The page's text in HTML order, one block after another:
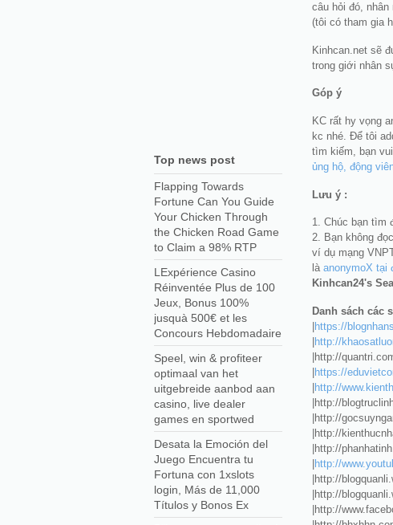
câu hỏi đó,
(tôi có tham gia
Kinhcan.net sẽ
trong giới nhân
Góp ý
KC rất hy vọng
kc nhé. Để tôi
tìm kiếm, bạn
ủng hộ, động
Lưu ý :
1. Chúc bạn tìm
2. Bạn không
ví dụ mạng
là anonymoX tại
Kinhcan24's
Danh sách các
https://
http://
|http://
https://
http://
|http://
|http://
|http://
|http://
http://
|http://
|http://
|http://
Top news post
Flapping Towards
Fortune Can You Guide
Your Chicken Through
the Chicken Road Game
to Claim a 98% RTP
LExpérience Casino
Réinventée Plus de 100
Jeux, Bonus 100%
jusquà 500€ et les
Concours Hebdomadaire
Speel, win & profiteer
optimaal van het
uitgebreide aanbod aan
casino, live dealer
games en sportwed
Desata la Emoción del
Juego Encuentra tu
Fortuna con 1xslots
login, Más de 11,000
Títulos y Bonos Ex